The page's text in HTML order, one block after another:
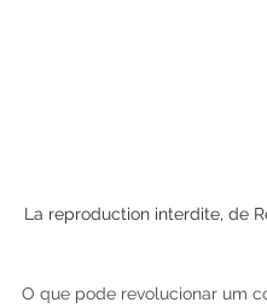
La reproduction interdite, de
O que pode revolucionar um